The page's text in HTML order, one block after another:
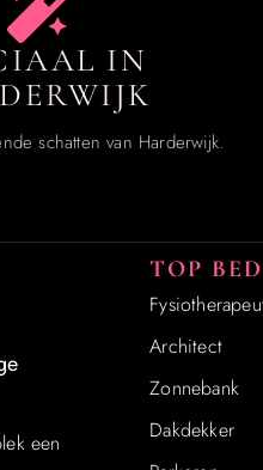
IN
schatten van Harderwijk.
een
TOP
Architect
Zonnebank
Dakdekker